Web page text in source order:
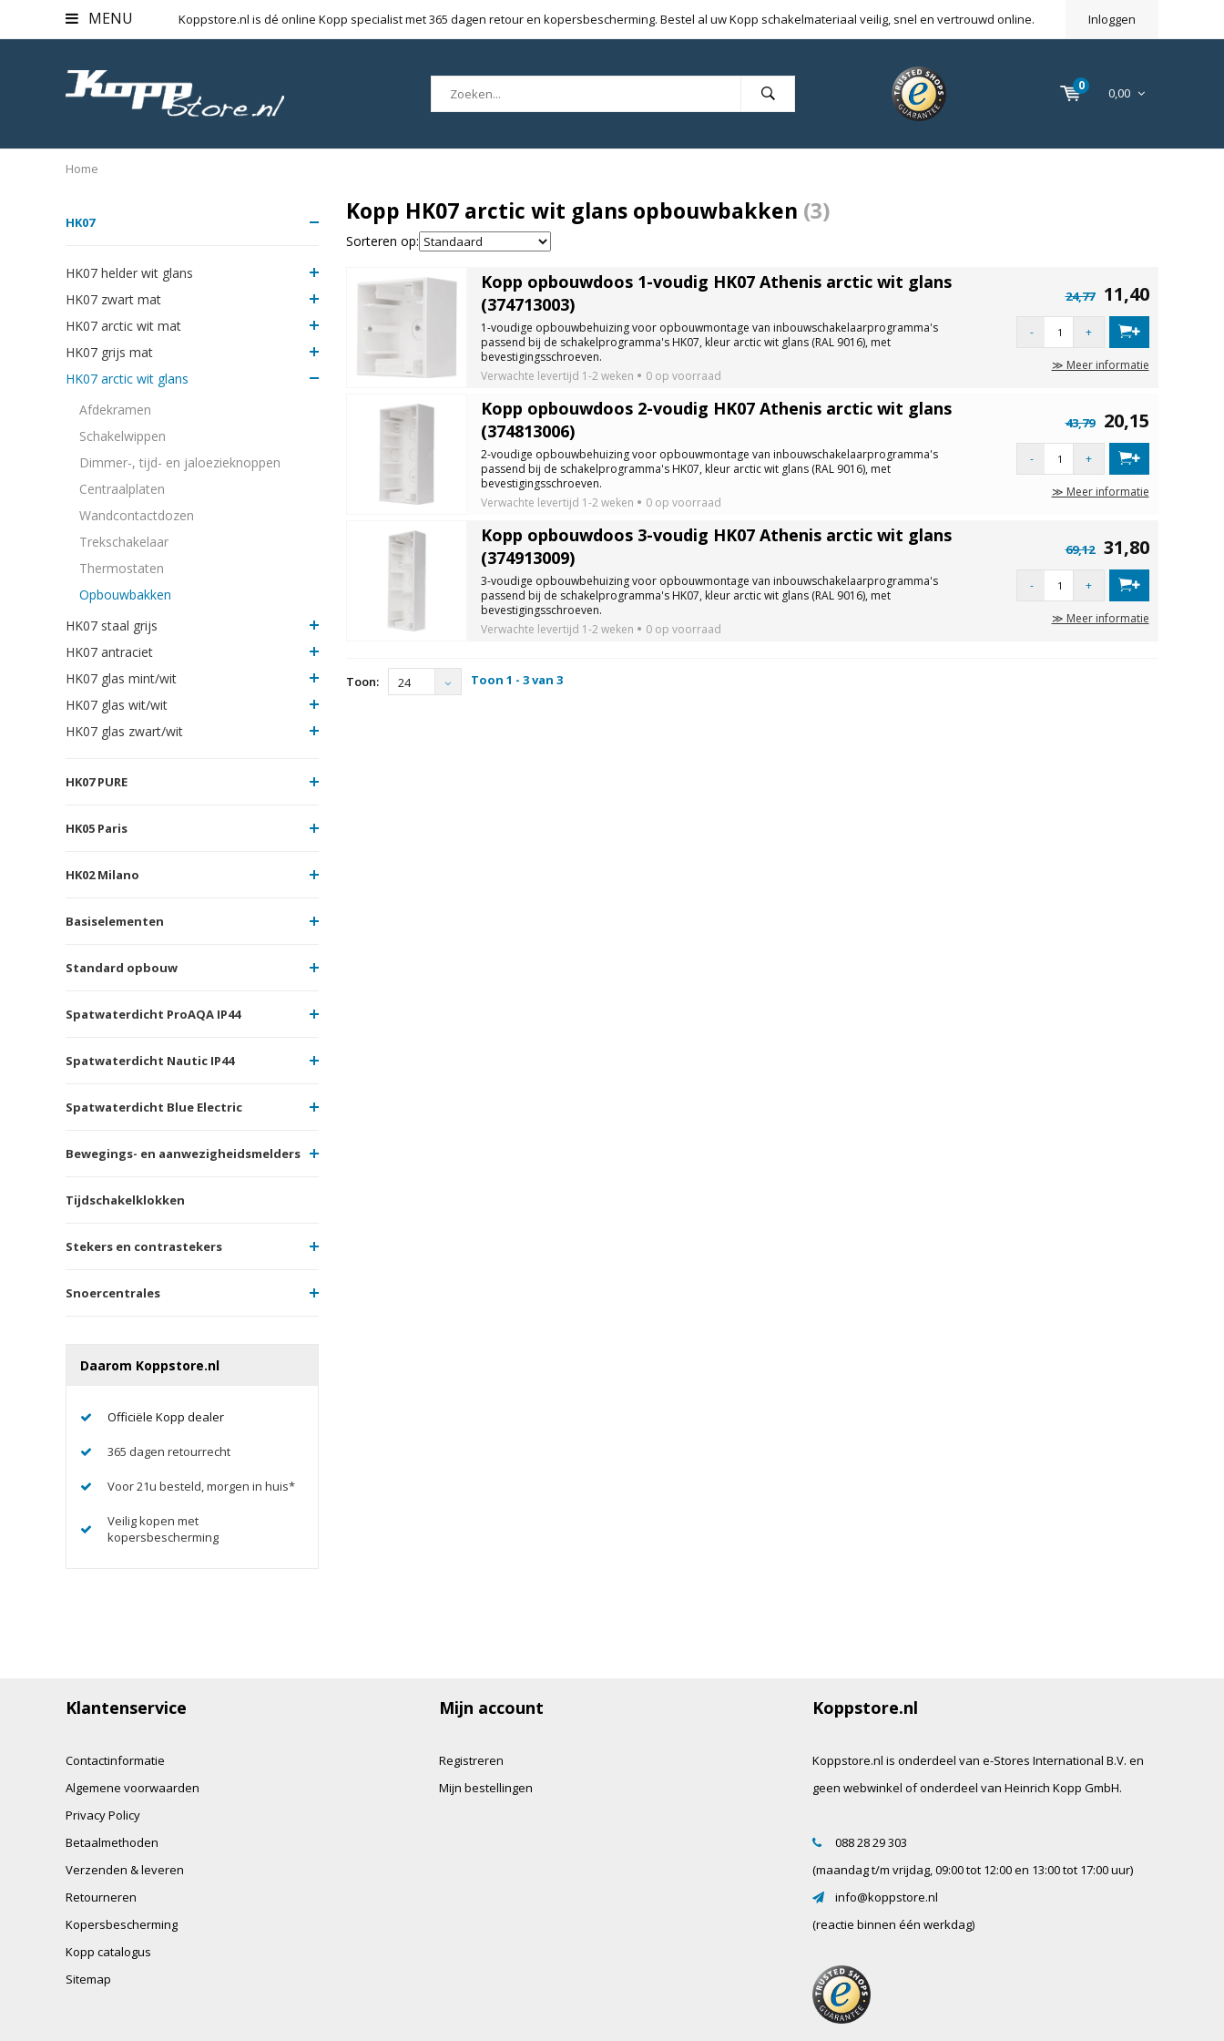
MENU Koppstore.nl is dé online Kopp specialist met 365 dagen retour en kopersbescherming. Bestel al uw Kopp schakelmateriaal veilig, snel en vertrouwd online. Inloggen
0 0,00
Home
HK07
HK07 helder wit glans
HK07 zwart mat
HK07 arctic wit mat
HK07 grijs mat
HK07 arctic wit glans
Afdekramen
Schakelwippen
Dimmer-, tijd- en jaloezieknoppen
Centraalplaten
Wandcontactdozen
Trekschakelaar
Thermostaten
Opbouwbakken
HK07 staal grijs
HK07 antraciet
HK07 glas mint/wit
HK07 glas wit/wit
HK07 glas zwart/wit
HK07 PURE
HK05 Paris
HK02 Milano
Basiselementen
Standard opbouw
Spatwaterdicht ProAQA IP44
Spatwaterdicht Nautic IP44
Spatwaterdicht Blue Electric
Bewegings- en aanwezigheidsmelders
Tijdschakelklokken
Stekers en contrastekers
Snoercentrales
Daarom Koppstore.nl
Officiële Kopp dealer
365 dagen retourrecht
Voor 21u besteld, morgen in huis*
Veilig kopen met
kopersbescherming
Kopp HK07 arctic wit glans opbouwbakken (3)
Sorteren op:
Kopp opbouwdoos 1-voudig HK07 Athenis arctic wit glans
(374713003)
1-voudige opbouwbehuizing voor opbouwmontage van inbouwschakelaarprogramma's
passend bij de schakelprogramma's HK07, kleur arctic wit glans (RAL 9016), met
bevestigingsschroeven.
Verwachte levertijd 1-2 weken 0 op voorraad
24,77 11,40
- +
≫ Meer informatie
Kopp opbouwdoos 2-voudig HK07 Athenis arctic wit glans
(374813006)
2-voudige opbouwbehuizing voor opbouwmontage van inbouwschakelaarprogramma's
passend bij de schakelprogramma's HK07, kleur arctic wit glans (RAL 9016), met
bevestigingsschroeven.
Verwachte levertijd 1-2 weken 0 op voorraad
43,79 20,15
- +
≫ Meer informatie
Kopp opbouwdoos 3-voudig HK07 Athenis arctic wit glans
(374913009)
3-voudige opbouwbehuizing voor opbouwmontage van inbouwschakelaarprogramma's
passend bij de schakelprogramma's HK07, kleur arctic wit glans (RAL 9016), met
bevestigingsschroeven.
Verwachte levertijd 1-2 weken 0 op voorraad
69,12 31,80
- +
≫ Meer informatie
Toon: 24 Toon 1 - 3 van 3
Klantenservice
Contactinformatie
Algemene voorwaarden
Privacy Policy
Betaalmethoden
Verzenden & leveren
Retourneren
Kopersbescherming
Kopp catalogus
Sitemap
Mijn account
Registreren
Mijn bestellingen
Koppstore.nl
Koppstore.nl is onderdeel van e-Stores International B.V. en
geen webwinkel of onderdeel van Heinrich Kopp GmbH.
088 28 29 303
(maandag t/m vrijdag, 09:00 tot 12:00 en 13:00 tot 17:00 uur)
info@koppstore.nl
(reactie binnen één werkdag)